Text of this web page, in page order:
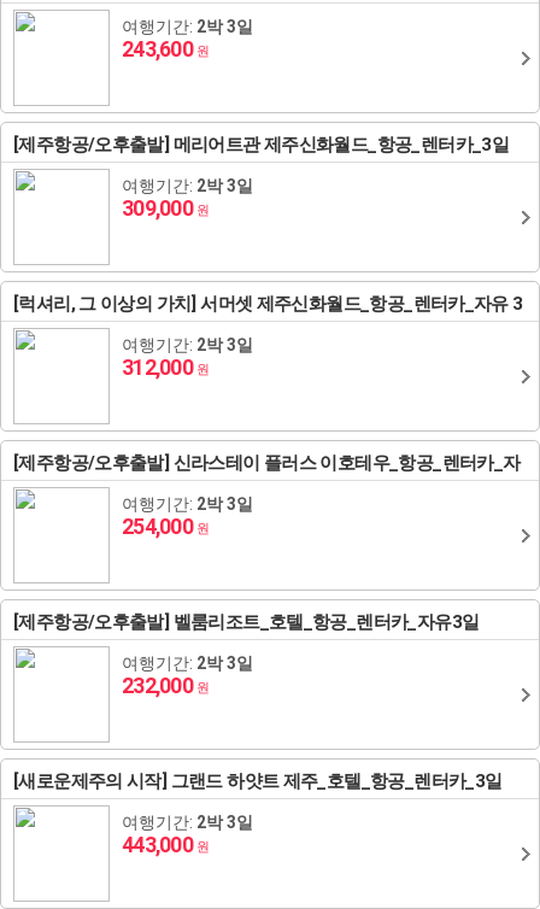
여행기간: 2박 3일
243,600 원
[제주항공/오후출발] 메리어트관 제주신화월드_항공_렌터카_3일
여행기간: 2박 3일
309,000 원
[럭셔리, 그 이상의 가치] 서머셋 제주신화월드_항공_렌터카_자유 3
일
여행기간: 2박 3일
312,000 원
[제주항공/오후출발] 신라스테이 플러스 이호테우_항공_렌터카_자
유3일
여행기간: 2박 3일
254,000 원
[제주항공/오후출발] 벨룸리조트_호텔_항공_렌터카_자유3일
여행기간: 2박 3일
232,000 원
[새로운제주의 시작] 그랜드 하얏트 제주_호텔_항공_렌터카_3일
여행기간: 2박 3일
443,000 원